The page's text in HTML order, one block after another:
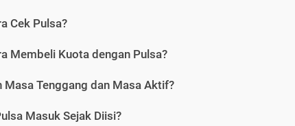
Cek Pulsa?
Membeli Kuota dengan Pulsa?
Masa Tenggang dan Masa Aktif?
Masuk Sejak Diisi?